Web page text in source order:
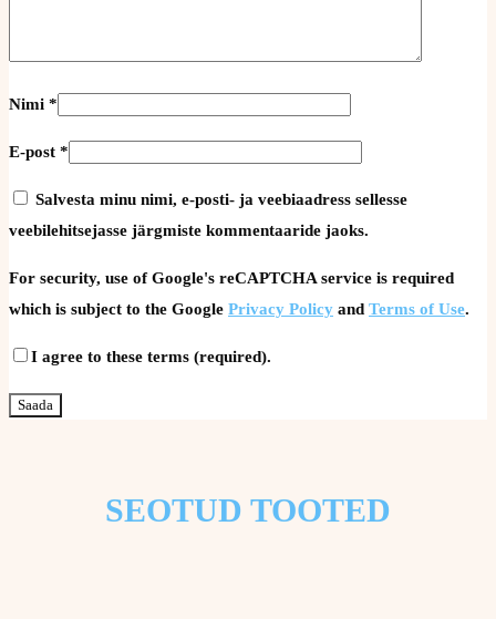
Nimi *
E-post *
Salvesta minu nimi, e-posti- ja veebiaadress sellesse
veebilehitsejasse järgmiste kommentaaride jaoks.
For security, use of Google's reCAPTCHA service is required
which is subject to the Google Privacy Policy and Terms of Use.
I agree to these terms (required).
SEOTUD TOOTED